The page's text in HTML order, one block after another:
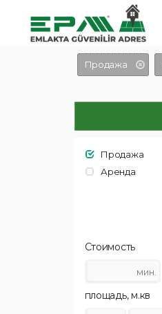
Продажа
Продажа
Аренда
Стоимость
площадь, м.кв